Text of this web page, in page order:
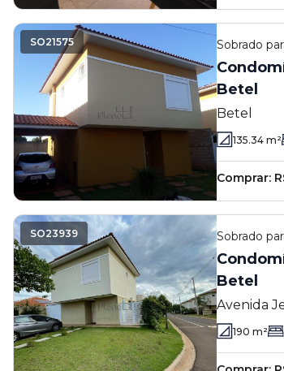
SO21575 Sobrado
Betel
Betel
135.34 m²
Comprar:
SO23939 Sobrado
Betel
Avenida
- Paulínia -
190 m²